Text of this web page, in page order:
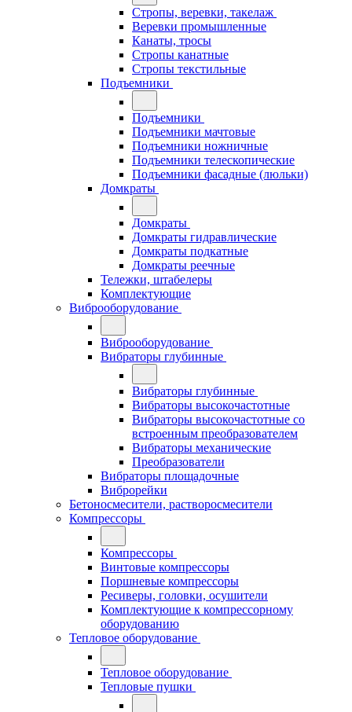
Стропы, веревки, такелаж
Веревки промышленные
Канаты, тросы
Стропы канатные
Стропы текстильные
Подъемники
Подъемники
Подъемники мачтовые
Подъемники ножничные
Подъемники телескопические
Подъемники фасадные (люльки)
Домкраты
Домкраты
Домкраты гидравлические
Домкраты подкатные
Домкраты реечные
Тележки, штабелеры
Комплектующие
Виброоборудование
Виброоборудование
Вибраторы глубинные
Вибраторы глубинные
Вибраторы высокочастотные
Вибраторы высокочастотные со
встроенным преобразователем
Вибраторы механические
Преобразователи
Вибраторы площадочные
Виброрейки
Бетоносмесители, растворосмесители
Компрессоры
Компрессоры
Винтовые компрессоры
Поршневые компрессоры
Ресиверы, головки, осушители
Комплектующие к компрессорному
оборудованию
Тепловое оборудование
Тепловое оборудование
Тепловые пушки